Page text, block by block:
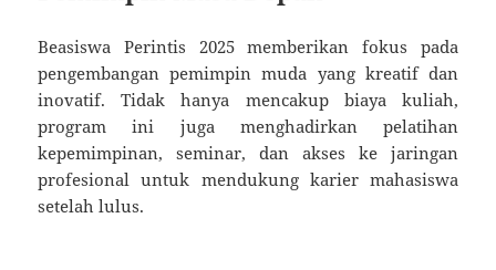
Beasiswa Perintis 2025 memberikan fokus pada
pengembangan pemimpin muda yang kreatif dan
inovatif. Tidak hanya mencakup biaya kuliah,
program ini juga menghadirkan pelatihan
kepemimpinan, seminar, dan akses ke jaringan
profesional untuk mendukung karier mahasiswa
setelah lulus.